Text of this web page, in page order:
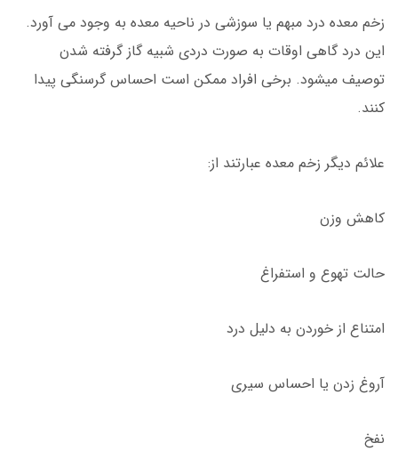
زخم معده درد مبهم یا سوزشی در ناحیه معده به وجود می آورد.
این درد گاهی اوقات به صورت دردی شبیه گاز گرفته شدن
توصیف میشود. برخی افراد ممکن است احساس گرسنگی پیدا
کنند.
علائم دیگر زخم معده عبارتند از:
کاهش وزن
حالت تهوع و استفراغ
امتناع از خوردن به دلیل درد
آروغ زدن یا احساس سیری
نفخ